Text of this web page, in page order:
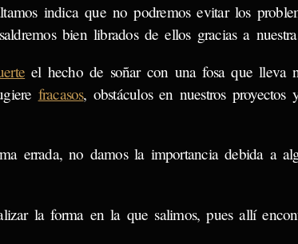
indica que no podremos evitar los
bien librados de ellos gracias a
el hecho de soñar con una fosa que lleva
fracasos, obstáculos en nuestros proyectos
errada, no damos la importancia debida a
la forma en la que salimos, pues allí